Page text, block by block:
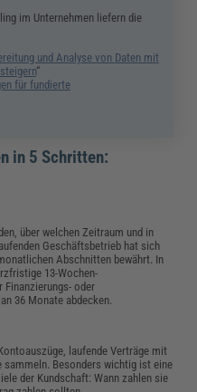
im Unternehmen liefern die
und Analyse von Daten mit
“
für fundierte
in 5 Schritten:
über welchen Zeitraum und in
Geschäftsbetrieb hat sich
Abschnitten bewährt. In
13-Wochen-
Finanzierungs- oder
36 Monate abdecken.
laufende Verträge mit
sammeln. Besonders wichtig ist eine
der Kundschaft: Wann zahlen sie